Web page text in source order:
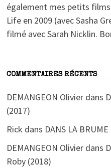
également mes petits
Life en 2009 (avec Sasha
filmé avec Sarah Nicklin.
COMMENTAIRES RÉCENTS
DEMANGEON Olivierdans
(2017)
Rick dans DANS LA
DEMANGEON Olivierdans
Roby (2018)